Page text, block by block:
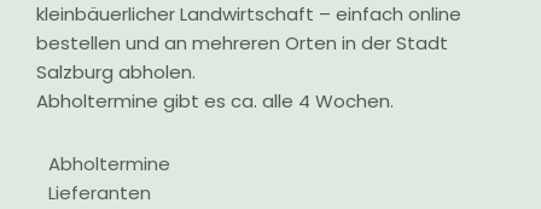
kleinbäuerlicher Landwirtschaft – einfach online
bestellen und an mehreren Orten in der Stadt
Salzburg abholen.
Abholtermine gibt es ca. alle 4 Wochen.
Abholtermine
Lieferanten